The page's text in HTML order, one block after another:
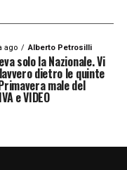
seconda del
optare
senza
ago Alberto Petrosilli
solo la Nazionale. Vi
dietro le quinte
male del
e VIDEO